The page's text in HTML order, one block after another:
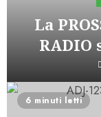
La
RADIO
6 minuti letti